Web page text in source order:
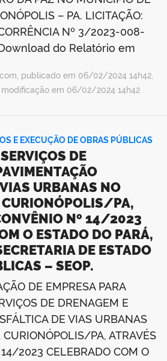
– PA. LICITAÇÃO:
Nº 3/2023-008-
do Relatório em
publicado em 06/02/2024 14h42,
em 06/02/2024 14h42
E EXECUÇÃO DE OBRAS PÚBLICAS
DE
URBANAS NO
PA,
Nº 14/2023
O ESTADO DO PARÁ,
DE ESTADO
– SEOP.
DE EMPRESA PARA
DE DRENAGEM E
DE VIAS URBANAS
PA, ATRAVÉS
2023 CELEBRADO COM O